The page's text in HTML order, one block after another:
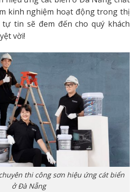
kinh nghiệm hoạt động trong thị
tin sẽ đem đến cho quý khách
vời!
thi công sơn hiệu ứng cát biển
ở Đà Nẵng